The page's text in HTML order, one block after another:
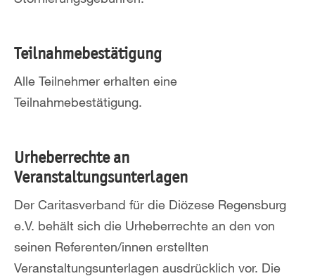
Teilnahmebestätigung
Alle Teilnehmer erhalten eine
Teilnahmebestätigung.
Urheberrechte an
Veranstaltungsunterlagen
Der Caritasverband für die Diözese Regensburg
e.V. behält sich die Urheberrechte an den von
seinen Referenten/innen erstellten
Veranstaltungsunterlagen ausdrücklich vor. Die